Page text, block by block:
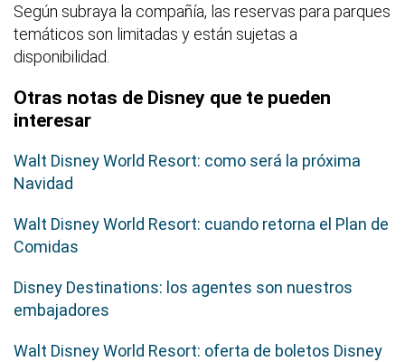
Según subraya la compañía, las reservas para parques
temáticos son limitadas y están sujetas a
disponibilidad.
Otras notas de Disney que te pueden
interesar
Walt Disney World Resort: como será la próxima
Navidad
Walt Disney World Resort: cuando retorna el Plan de
Comidas
Disney Destinations: los agentes son nuestros
embajadores
Walt Disney World Resort: oferta de boletos Disney